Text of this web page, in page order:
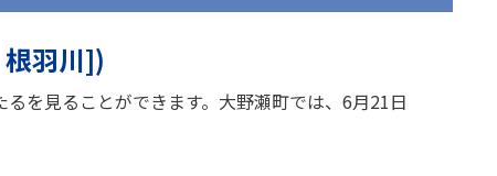
羽川])
を見ることができます。大野瀬町では、6月21日